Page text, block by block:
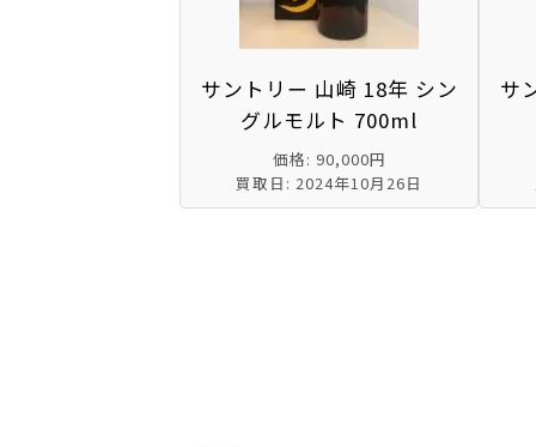
サントリー 山崎 18年 シン
グルモルト 700ml
価格: 90,000円
買取日: 2024年10月26日
サ